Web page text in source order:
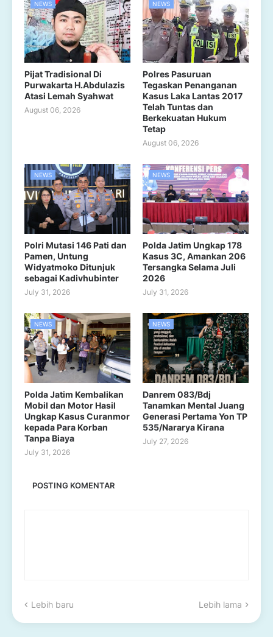
NEWS
Pijat Tradisional Di
Purwakarta H.Abdulazis
Atasi Lemah Syahwat
August 06, 2026
NEWS
Polres Pasuruan
Tegaskan Penanganan
Kasus Laka Lantas 2017
Telah Tuntas dan
Berkekuatan Hukum
Tetap
August 06, 2026
NEWS
Polri Mutasi 146 Pati dan
Pamen, Untung
Widyatmoko Ditunjuk
sebagai Kadivhubinter
July 31, 2026
NEWS
Polda Jatim Ungkap 178
Kasus 3C, Amankan 206
Tersangka Selama Juli
2026
July 31, 2026
NEWS
Polda Jatim Kembalikan
Mobil dan Motor Hasil
Ungkap Kasus Curanmor
kepada Para Korban
Tanpa Biaya
July 31, 2026
NEWS
Danrem 083/Bdj
Tanamkan Mental Juang
Generasi Pertama Yon TP
535/Nararya Kirana
July 27, 2026
POSTING KOMENTAR
Lebih baru Lebih lama